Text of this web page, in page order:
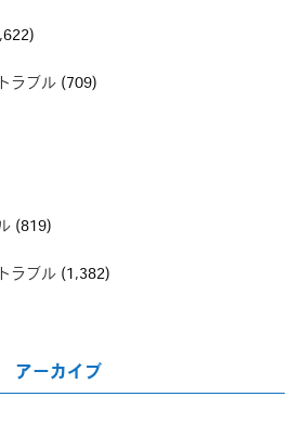
ラブル (709)
(819)
ラブル (1,382)
アーカイブ